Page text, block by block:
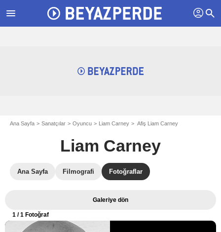
menu profil search
Ana Sayfa Sanatçılar Oyuncu Liam Carney Afiş Liam Carney
Liam Carney
Ana Sayfa Filmografi Fotoğraflar
Galeriye dön
1 / 1 Fotoğraf